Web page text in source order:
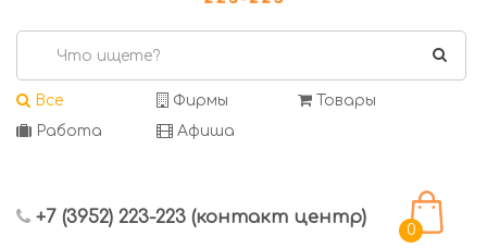
Все Фирмы
Товары
Работа
Афиша
+7 (3952) 223-223 (контакт центр)
0